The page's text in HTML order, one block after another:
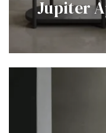
Jupiter